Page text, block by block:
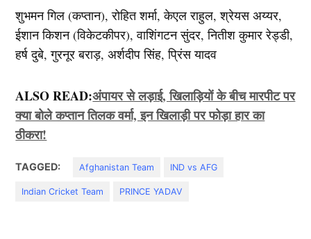
शुभमन गिल (कप्तान), रोहित शर्मा, केएल राहुल, श्रेयस अय्यर,
ईशान किशन (विकेटकीपर), वाशिंगटन सुंदर, नितीश कुमार रेड्डी,
हर्ष दुबे, गुरनूर बराड़, अर्शदीप सिंह, प्रिंस यादव
ALSO READ:अंपायर से लड़ाई, खिलाड़ियों के बीच मारपीट पर
क्या बोले कप्तान तिलक वर्मा, इन खिलाड़ी पर फोड़ा हार का
ठीकरा!
TAGGED: Afghanistan Team IND vs AFG
Indian Cricket Team PRINCE YADAV